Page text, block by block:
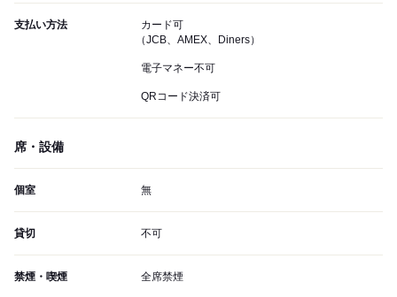
支払い方法
カード可
（JCB、AMEX、Diners）
電子マネー不可
QRコード決済可
席・設備
個室 無
貸切 不可
禁煙・喫煙 全席禁煙